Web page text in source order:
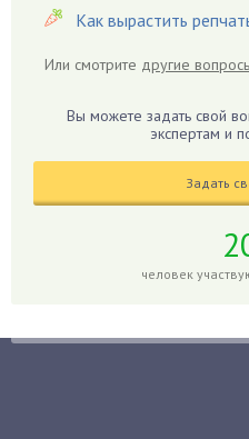
Гвоздики
Герань
Гиппеаструм
Гладиолусы
Как вырастить
Или смотрите другие
Вы можете задать свой
экспертам и
Задать
человек